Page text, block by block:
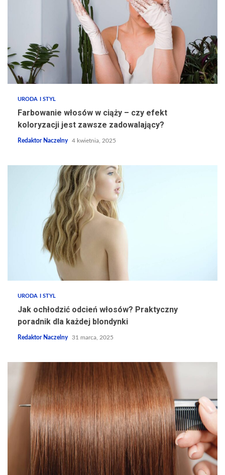
URODA I STYL
Farbowanie włosów w ciąży – czy efekt
koloryzacji jest zawsze zadowalający?
Redaktor Naczelny 4 kwietnia, 2025
URODA I STYL
Jak ochłodzić odcień włosów? Praktyczny
poradnik dla każdej blondynki
Redaktor Naczelny 31 marca, 2025